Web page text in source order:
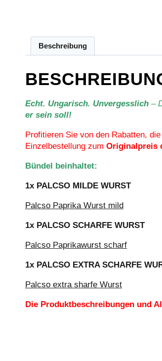
Beschreibung
Echt. Ungarisch. Unvergesslich –
er sein soll!
Profitieren Sie von den Rabatten,
Einzelbestellung zum Originalpreis
Bündel beinhaltet:
1x PALCSO MILDE WURST
Palcso Paprika Wurst mild
1x PALCSO SCHARFE WURST
Palcso Paprikawurst scharf
1x PALCSO EXTRA SCHARFE
Palcso extra sharfe Wurst
Die Produktbeschreibungen und